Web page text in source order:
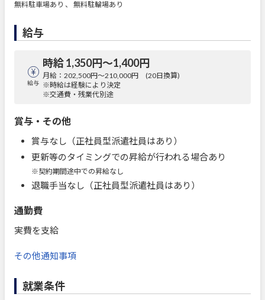
無料駐車場あり 、 無料駐輪場あり
給与
給与
時給 1,350円〜1,400円
月給：202,500円～210,000円 (20日換算)
※時給は経験により決定
※交通費・残業代別途
賞与・その他
賞与なし（正社員型派遣社員はあり）
更新等のタイミングでの昇給が行われる場合あり
※契約期間途中での昇給なし
退職手当なし（正社員型派遣社員はあり）
通勤費
実費を支給
その他通知事項
就業条件